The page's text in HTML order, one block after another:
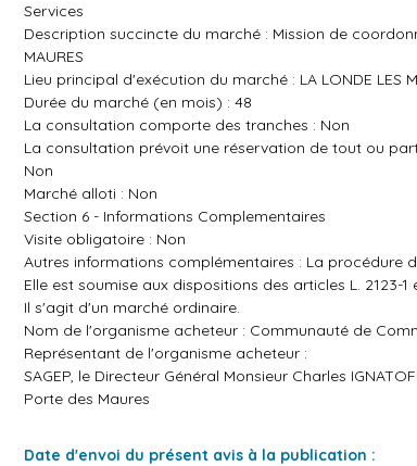
Services
Description succincte du marché : Mission de
MAURES
Lieu principal d'exécution du marché : LA LONDE LES
Durée du marché (en mois) : 48
La consultation comporte des tranches : Non
La consultation prévoit une réservation de tout ou
Non
Marché alloti : Non
Section 6 - Informations Complementaires
Visite obligatoire : Non
Autres informations complémentaires : La procédure
Elle est soumise aux dispositions des articles L. 2123-
Il s'agit d'un marché ordinaire.
Nom de l'organisme acheteur : Communauté de
Représentant de l'organisme acheteur :
SAGEP, le Directeur Général Monsieur Charles
Porte des Maures
Date d'envoi du présent avis à la publication :